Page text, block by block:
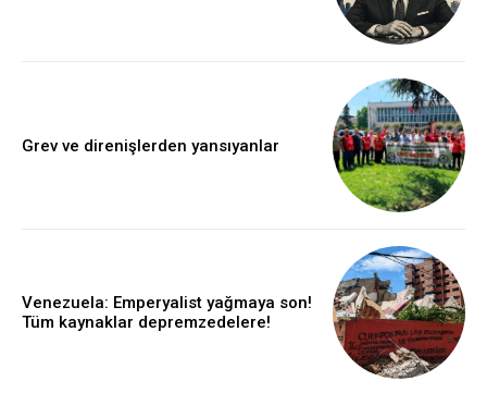
Grev ve direnişlerden yansıyanlar
Venezuela: Emperyalist yağmaya son!
Tüm kaynaklar depremzedelere!